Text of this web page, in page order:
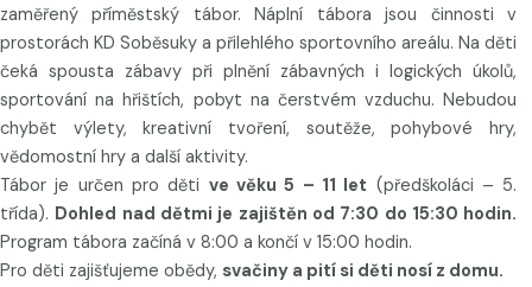
zaměřený příměstský tábor. Náplní tábora jsou činnosti v
prostorách KD Soběsuky a přilehlého sportovního areálu. Na děti
čeká spousta zábavy při plnění zábavných i logických úkolů,
sportování na hřištích, pobyt na čerstvém vzduchu. Nebudou
chybět výlety, kreativní tvoření, soutěže, pohybové hry,
vědomostní hry a další aktivity.
Tábor je určen pro děti ve věku 5 – 11 let (předškoláci – 5.
třída). Dohled nad dětmi je zajištěn od 7:30 do 15:30 hodin.
Program tábora začíná v 8:00 a končí v 15:00 hodin.
Pro děti zajišťujeme obědy, svačiny a pití si děti nosí z domu.